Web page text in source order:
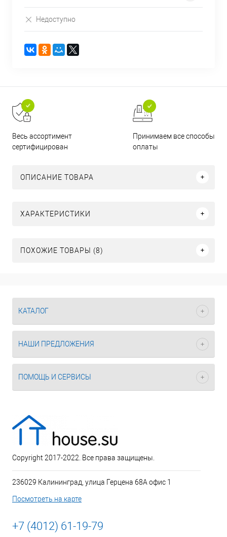
Недоступно
Весь ассортимент
сертифицирован
Принимаем все способы
оплаты
ОПИСАНИЕ ТОВАРА
ХАРАКТЕРИСТИКИ
ПОХОЖИЕ ТОВАРЫ (8)
КАТАЛОГ
НАШИ ПРЕДЛОЖЕНИЯ
ПОМОЩЬ И СЕРВИСЫ
Copyright 2017-2022. Все права защищены.
236029 Калининград, улица Герцена 68А офис 1
Посмотреть на карте
+7 (4012) 61-19-79